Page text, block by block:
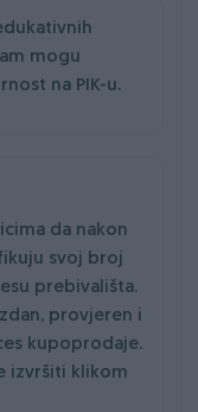
mogu
na PIK-u.
da nakon
svoj broj
prebivališta.
provjeren i
kupoprodaje.
izvršiti klikom